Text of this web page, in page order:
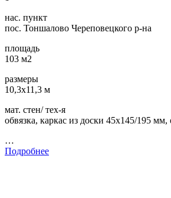
нас. пункт
пос. Тоншалово Череповецкого р-на
площадь
103 м2
размеры
10,3х11,3 м
мат. стен/ тех-я
обвязка, каркас из доски 45х145/195 мм,
…
Подробнее